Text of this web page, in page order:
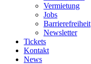
Vermietung
Jobs
Barrierefreiheit
Newsletter
Tickets
Kontakt
News